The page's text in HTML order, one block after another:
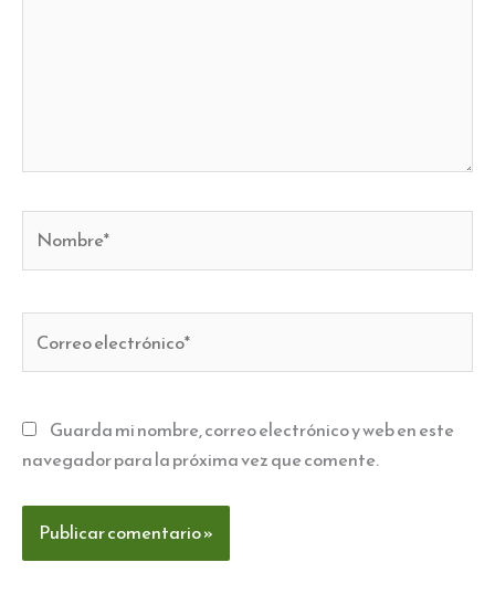
electrónico*
Guarda mi nombre, correo electrónico y web en este
navegador para la próxima vez que comente.